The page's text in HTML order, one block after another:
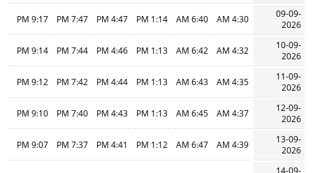
09-09-
2026
4:30 AM
6:40 AM
1:14 PM
4:47 PM
7:47 PM
9:17 PM
10-09-
2026
4:32 AM
6:42 AM
1:13 PM
4:46 PM
7:44 PM
9:14 PM
11-09-
2026
4:35 AM
6:43 AM
1:13 PM
4:44 PM
7:42 PM
9:12 PM
12-09-
2026
4:37 AM
6:45 AM
1:13 PM
4:43 PM
7:40 PM
9:10 PM
13-09-
2026
4:39 AM
6:47 AM
1:12 PM
4:41 PM
7:37 PM
9:07 PM
14-09-